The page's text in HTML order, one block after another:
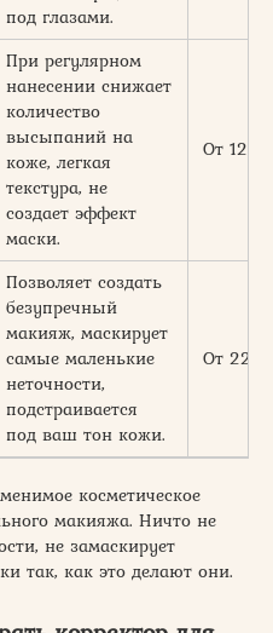
под глазами.
При регулярном
нанесении снижает
количество
высыпаний на
коже, легкая
текстура, не
создает эффект
маски.
От 120
Позволяет создать
безупречный
макияж, маскирует
самые маленькие
неточности,
подстраивается
под ваш тон кожи.
От 220
косметическое
макияжа. Ничто не
не замаскирует
так, как это делают они.